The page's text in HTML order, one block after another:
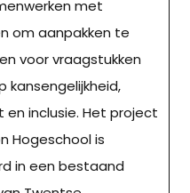
met
om aanpakken te
voor vraagstukken
kansengelijkheid,
en inclusie. Het project
Hogeschool is
in een bestaand